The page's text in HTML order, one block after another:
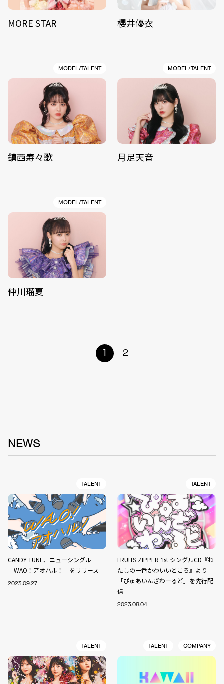
MORE STAR 櫻井優衣
MODEL/TALENT
鎮西寿々歌
MODEL/TALENT
月足天音
MODEL/TALENT
仲川瑠夏
1 2
NEWS
TALENT
CANDY TUNE、ニューシングル
「WAO！アオハル！」をリリース
2023.09.27
TALENT
FRUITS ZIPPER 1st シングルCD『わ
たしの一番かわいいところ』より
「ぴゅあいんざわーるど」を先行配
信
2023.08.04
TALENT TALENT COMPANY